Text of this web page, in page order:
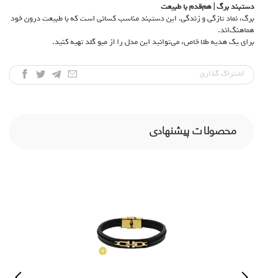
دستبند برگ | هم‌قدم با طبیعت
برگ، نماد تازگی و زندگی. این دستبند مناسب کسانی است که با طبیعت درون خود
هماهنگ‌اند.
برای یک هدیه طلا خاص، می‌توانید این مدل را از میو گلد تهیه کنید.
اشتراک‌ گذاری
محصولات پیشنهادی